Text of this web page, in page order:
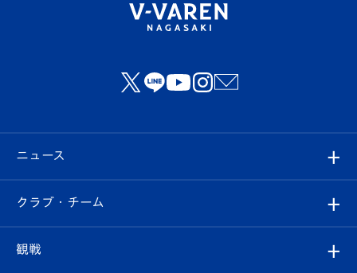
ニュース
すべて
クラブ・チーム
観戦